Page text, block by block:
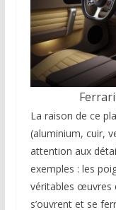
La raison de ce
(aluminium, cuir,
attention aux
exemples : les
véritables œuvres
s’ouvrent et se